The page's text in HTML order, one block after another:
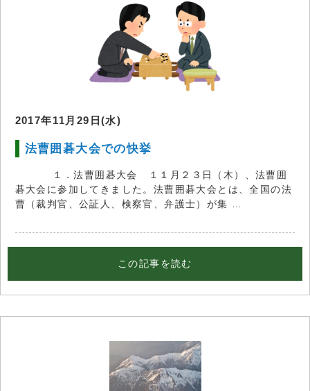
2017年11月29日(水)
法曹囲碁大会での快挙
１．法曹囲碁大会 １１月２３日（木）、法曹囲
碁大会に参加してきました。法曹囲碁大会とは、全国の法
曹（裁判官、公証人、検察官、弁護士）が集 …
この記事を読む